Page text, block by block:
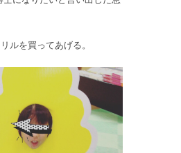
ルを買ってあげる。